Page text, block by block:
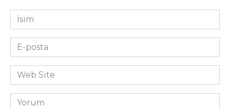
İsim
*
E-
posta
*Web
Site
Yorum